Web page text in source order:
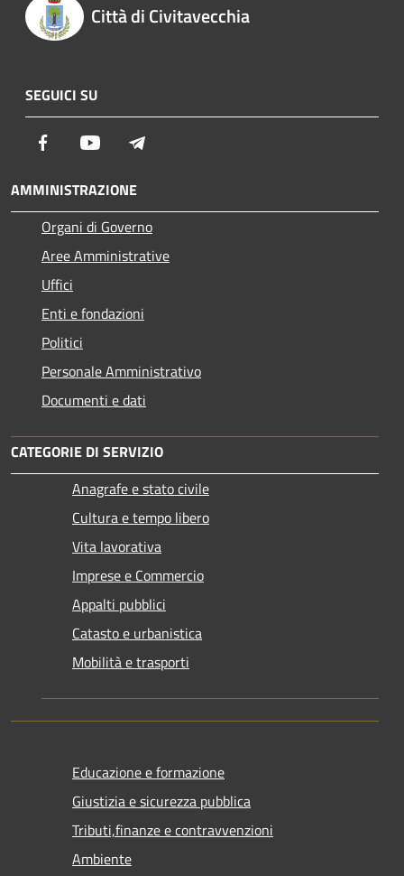
Città di Civitavecchia
SEGUICI SU
Facebook Youtube
AMMINISTRAZIONE
Organi di Governo
Aree Amministrative
Uffici
Enti e fondazioni
Politici
Personale Amministrativo
Documenti e dati
CATEGORIE DI SERVIZIO
Anagrafe e stato civile
Cultura e tempo libero
Vita lavorativa
Imprese e Commercio
Appalti pubblici
Catasto e urbanistica
Mobilità e trasporti
Educazione e formazione
Giustizia e sicurezza pubblica
Tributi,finanze e contravvenzioni
Ambiente